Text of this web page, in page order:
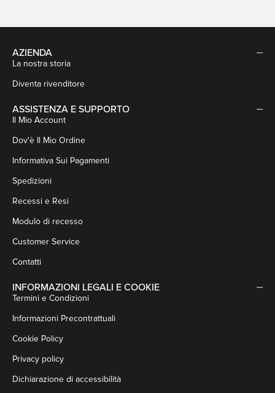
AZIENDA
La nostra storia
Diventa rivenditore
ASSISTENZA E SUPPORTO
Il Mio Account
Dov'è Il Mio Ordine
Informativa Sui Pagamenti
Spedizioni
Recessi e Resi
Modulo di recesso
Customer Service
Contatti
INFORMAZIONI LEGALI E COOKIE
Termini e Condizioni
Informazioni Precontrattuali
Cookie Policy
Privacy policy
Dichiarazione di accessibilità